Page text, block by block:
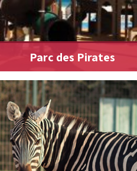
Parc des Pirates